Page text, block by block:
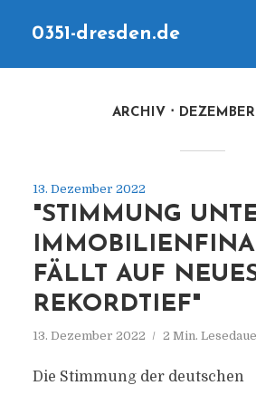
0351-dresden.de
ARCHIV
13. Dezember 2022
"STIMMUNG
FÄLLT AUF
REKORDTIEF"
13. Dezember 2022 2 Min.
Die Stimmung der deutschen